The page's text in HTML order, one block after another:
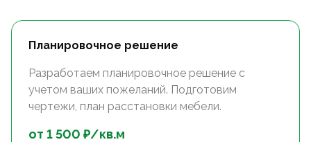
Планировочное решение
Разработаем планировочное решение с
учетом ваших пожеланий. Подготовим
чертежи, план расстановки мебели.
от 1 500 ₽/кв.м